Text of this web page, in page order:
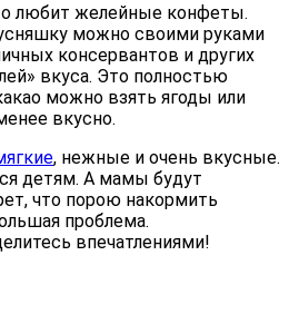
любит желейные конфеты.
можно своими руками
консервантов и других
вкуса. Это полностью
можно взять ягоды или
вкусно.
, нежные и очень вкусные.
детям. А мамы будут
что порою накормить
проблема.
впечатлениями!